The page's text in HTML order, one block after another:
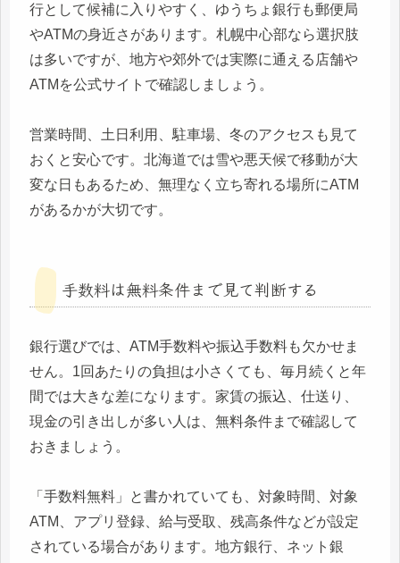
行として候補に入りやすく、ゆうちょ銀行も郵便局
やATMの身近さがあります。札幌中心部なら選択肢
は多いですが、地方や郊外では実際に通える店舗や
ATMを公式サイトで確認しましょう。
営業時間、土日利用、駐車場、冬のアクセスも見て
おくと安心です。北海道では雪や悪天候で移動が大
変な日もあるため、無理なく立ち寄れる場所にATM
があるかが大切です。
手数料は無料条件まで見て判断する
銀行選びでは、ATM手数料や振込手数料も欠かせま
せん。1回あたりの負担は小さくても、毎月続くと年
間では大きな差になります。家賃の振込、仕送り、
現金の引き出しが多い人は、無料条件まで確認して
おきましょう。
「手数料無料」と書かれていても、対象時間、対象
ATM、アプリ登録、給与受取、残高条件などが設定
されている場合があります。地方銀行、ネット銀